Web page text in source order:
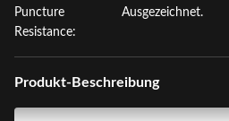
Puncture
Resistance:
Ausgezeichnet.
Produkt-Beschreibung